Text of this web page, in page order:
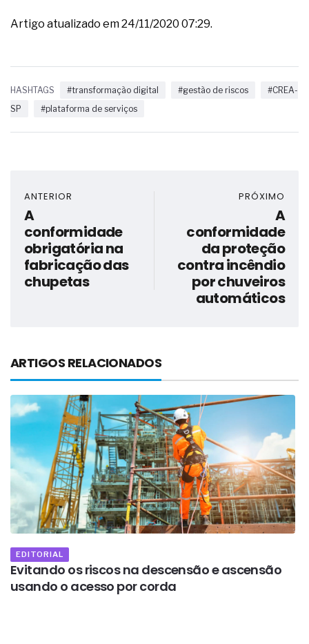
Artigo atualizado em 24/11/2020 07:29.
HASHTAGS #transformação digital #gestão de riscos
#CREA-
SP
#plataforma de serviços
ANTERIOR
A
conformidade
obrigatória na
fabricação das
chupetas
PRÓXIMO
A
conformidade
da proteção
contra incêndio
por chuveiros
automáticos
ARTIGOS RELACIONADOS
EDITORIAL
Evitando os riscos na descensão e ascensão
usando o acesso por corda